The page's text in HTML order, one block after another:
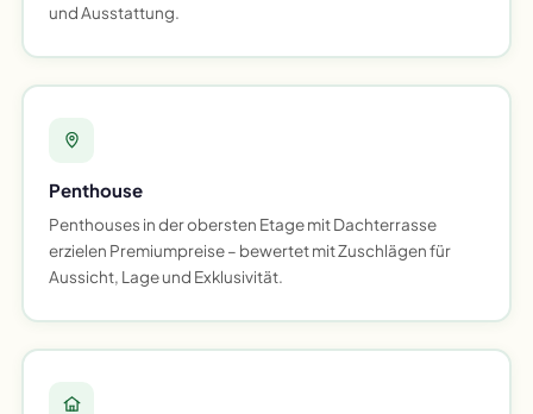
und Ausstattung.
Penthouse
Penthouses in der obersten Etage mit Dachterrasse
erzielen Premiumpreise – bewertet mit Zuschlägen für
Aussicht, Lage und Exklusivität.